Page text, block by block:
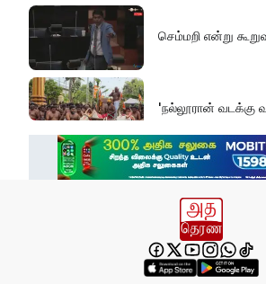
செம்மறி என்று
'நல்லூரான் வடக்கு
எல் நினோவை
வனஜீவராசிகள்